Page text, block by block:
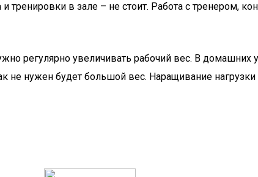
тренировки в зале – не стоит. Работа с тренером,
регулярно увеличивать рабочий вес. В домашних
не нужен будет большой вес. Наращивание